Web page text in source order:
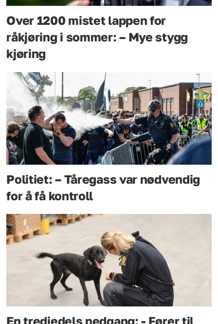
Over 1200 mistet lappen for
råkjøring i sommer: – Mye stygg
kjøring
Politiet: – Tåregass var nødvendig
for å få kontroll
En tredjedels nedgang: - Fører til